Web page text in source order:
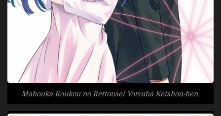
Mahouka Koukou no Rettousei Yotsuba Keishou-hen.